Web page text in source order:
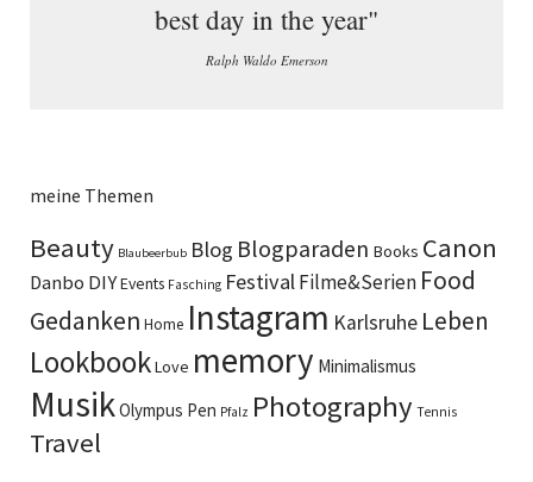
best day in the year"
Ralph Waldo Emerson
meine Themen
Beauty Blaubeerbub Blog Blogparaden Books Canon
Danbo DIYEvents Fasching FestivalFilme&Serien Food
Gedanken Home Instagram Karlsruhe Leben
LookbookLove memory Minimalismus
MusikOlympus Pen Pfalz Photography Tennis
Travel